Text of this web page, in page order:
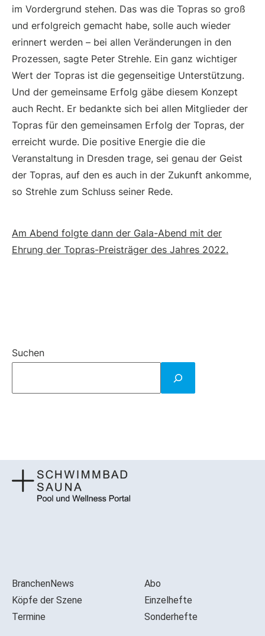
im Vordergrund stehen. Das was die Topras so groß
und erfolgreich gemacht habe, solle auch wieder
erinnert werden – bei allen Veränderungen in den
Prozessen, sagte Peter Strehle. Ein ganz wichtiger
Wert der Topras ist die gegenseitige Unterstützung.
Und der gemeinsame Erfolg gäbe diesem Konzept
auch Recht. Er bedankte sich bei allen Mitglieder der
Topras für den gemeinsamen Erfolg der Topras, der
erreicht wurde. Die positive Energie die die
Veranstaltung in Dresden trage, sei genau der Geist
der Topras, auf den es auch in der Zukunft ankomme,
so Strehle zum Schluss seiner Rede.
Am Abend folgte dann der Gala-Abend mit der
Ehrung der Topras-Preisträger des Jahres 2022.
Suchen
BranchenNews
Köpfe der Szene
Termine
Abo
Einzelhefte
Sonderhefte